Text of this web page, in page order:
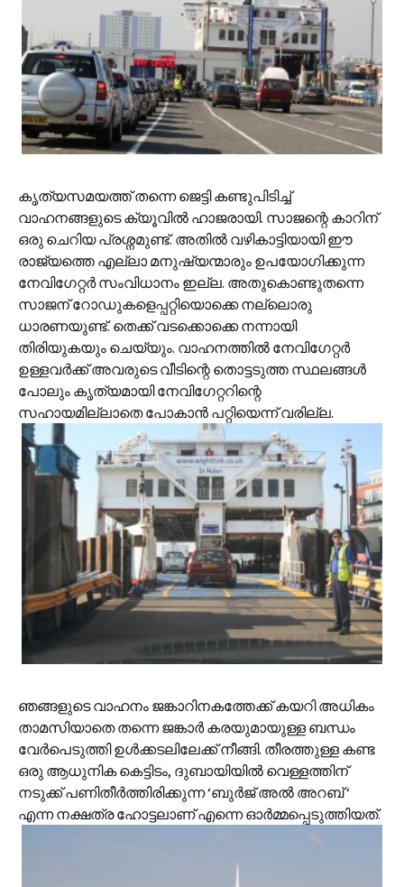
കൃത്യസമയത്ത് തന്നെ ജെട്ടി കണ്ടുപിടിച്ച്
വാഹനങ്ങളുടെ ക്യൂവില്‍ ഹാജരായി. സാജന്റെ കാറിന്
ഒരു ചെറിയ പ്രശ്നമുണ്ട്. അതില്‍ വഴികാട്ടിയായി ഈ
രാജ്യത്തെ എല്ലാ മനുഷ്യന്മാരും ഉപയോഗിക്കുന്ന
നേവിഗേറ്റര്‍ സംവിധാനം ഇല്ല. അതുകൊണ്ടുതന്നെ
സാജന് റോഡുകളെപ്പറ്റിയൊക്കെ നല്ലൊരു
ധാരണയുണ്ട്. തെക്ക് വടക്കൊക്കെ നന്നായി
തിരിയുകയും ചെയ്യും. വാഹനത്തില്‍ നേവിഗേറ്റര്‍
ഉള്ളവര്‍ക്ക് അവരുടെ വീടിന്റെ തൊട്ടടുത്ത സ്ഥലങ്ങള്‍
പോലും കൃത്യമായി നേവിഗേറ്ററിന്റെ
സഹായമില്ലാതെ പോകാന്‍ പറ്റിയെന്ന് വരില്ല.
ഞങ്ങളുടെ വാഹനം ജങ്കാറിനകത്തേക്ക് കയറി അധികം
താമസിയാതെ തന്നെ ജങ്കാര്‍ കരയുമായുള്ള ബന്ധം
വേര്‍പെടുത്തി ഉള്‍ക്കടലിലേക്ക് നീങ്ങി. തീരത്തുള്ള‍ കണ്ട
ഒരു ആധുനിക കെട്ടിടം, ദുബായിയില്‍ വെള്ളത്തിന്
നടുക്ക് പണിതീര്‍ത്തിരിക്കുന്ന ‘ബുര്‍ജ് അല്‍ അറബ് ‘
എന്ന നക്ഷത്ര ഹോട്ടലാണ് എന്നെ ഓര്‍മ്മപ്പെടുത്തിയത്.